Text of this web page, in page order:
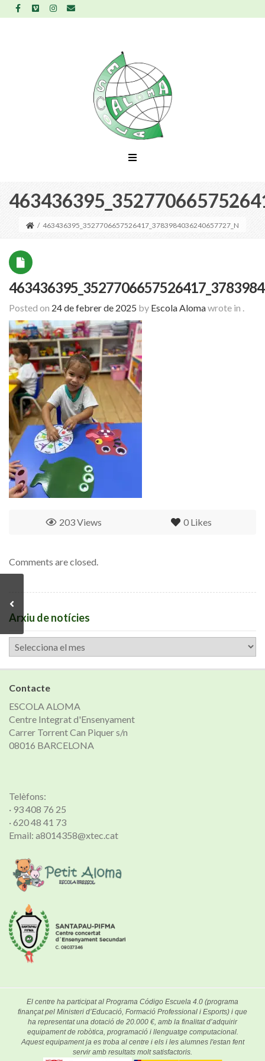
/ 463436395_3527706657526417_3783984036240657727_N
Posted on 24 de febrer de 2025 by Escola Alomawrote in .
0 Likes
203 Views
Comments are closed.
Arxiu de notícies
Arxiu
de
notícies
Contacte
ESCOLA ALOMA
Centre Integrat d'Ensenyament
Carrer Torrent Can Piquer s/n
08016 BARCELONA
Telèfons:
· 93 408 76 25
· 620 48 41 73
Email: a8014358@xtec.cat
El centre ha participat al Programa Código Escuela 4.0 (programa
finançat pel Ministeri d’Educació, Formació Professional i Esports) i que
ha representat una dotació de 20.000 €, amb la finalitat d’adquirir
equipament de robòtica, programació i llenguatge computacional.
Aquest equipament ja es troba al centre i els i les alumnes l'estan fent
servir amb resultats molt satisfactoris.